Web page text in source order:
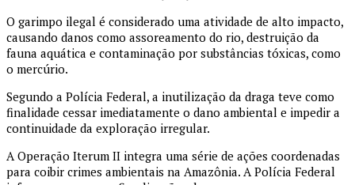
O garimpo ilegal é considerado uma atividade de alto impacto,
causando danos como assoreamento do rio, destruição da
fauna aquática e contaminação por substâncias tóxicas, como
o mercúrio.
Segundo a Polícia Federal, a inutilização da draga teve como
finalidade cessar imediatamente o dano ambiental e impedir a
continuidade da exploração irregular.
A Operação Iterum II integra uma série de ações coordenadas
para coibir crimes ambientais na Amazônia. A Polícia Federal